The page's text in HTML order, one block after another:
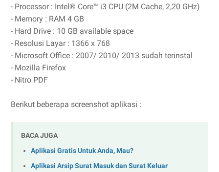
- Processor : Intel® Core™ i3 CPU (2M Cache, 2,20 GHz)
- Memory : RAM 4 GB
- Hard Drive : 10 GB available space
- Resolusi Layar : 1366 x 768
- Microsoft Office : 2007/ 2010/ 2013 sudah terinstal
- Mozilla Firefox
- Nitro PDF
Berikut beberapa screenshot aplikasi :
BACA JUGA
Aplikasi Gratis Untuk Anda, Mau?
Aplikasi Arsip Surat Masuk dan Surat Keluar